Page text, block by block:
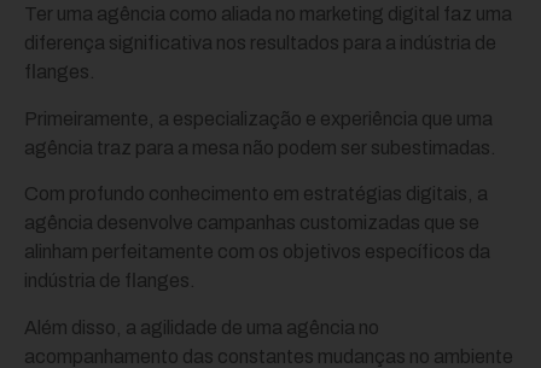
Ter uma agência como aliada no marketing digital faz uma
diferença significativa nos resultados para a indústria de
flanges.
Primeiramente, a especialização e experiência que uma
agência traz para a mesa não podem ser subestimadas.
Com profundo conhecimento em estratégias digitais, a
agência desenvolve campanhas customizadas que se
alinham perfeitamente com os objetivos específicos da
indústria de flanges.
Além disso, a agilidade de uma agência no
acompanhamento das constantes mudanças no ambiente